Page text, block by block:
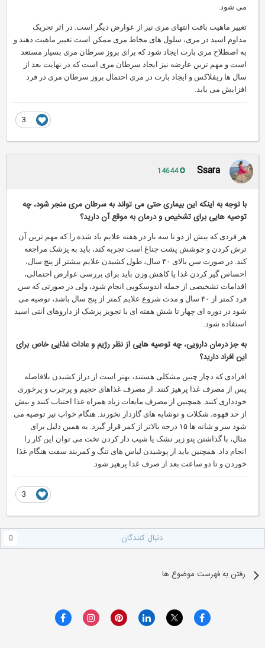
می شود.
تغییر ماهیت بافت انتهای مری نیز از عوارض دیگر است. در اثر تحریک
مداوم اسید در مری، سلول های مخاط مری ممکن است تغییر ماهیت دهند و
به اصطلاح مری بارت ایجاد شود که برای بروز سرطان مری بسیار مستعد
است و مهم ترین عارضه نیز ایجاد سرطان مری است که در نهایت بعد از
سال ها ریفلاکس و ایجاد بارت در مری احتمال بروز سرطان مری در فرد
افزایش می یابد.
Ssara
با توجه به اینکه این بیماری حتی می تواند به سرطان مری منجر شود، چه
توصیه هایی برای تشخیص و درمان به موقع آن دارید؟
هر فردی که بیش از دو تا سه بار در هفته علایم یاد شده را که مهم ترین آن
ترش کردن و جوشش پشت جناغ است تجربه کند، باید به پزشک مراجعه
کند. در صورت سن بالای ۴۰ سال، طول کشیدن علایم بیشتر از پنج سال،
احساس گیر کردن غذا یا کاهش وزن باید برای بررسی عوارض احتمالی،
اقدامات تشخیصی از جمله اندوسکوپی انجام شود، ولی در صورتی که سن
فرد کمتر از ۴۰ سال و مدت شروع علایم کمتر از پنج سال باشد، توصیه می
شود در دوره ای چهار تا شش هفته ای با تجویز پزشک از داروهای آنتی اسید
استفاده شود.
به جز درمان دارویی، چه توصیه هایی از نظر رژیم و عادات غذایی خاص برای
این افراد دارید؟
افرادی که دچار چنین مشکلی هستند، بهتر است از دراز کشیدن بلافاصله
پس از مصرف غذا پرهیز کنند. از مصرف غذاهای حجیم و پرچرب و پرخوری
خودداری کنند. همچنین از مصرف مایعات زیاد همراه غذا اجتناب کنند و بیش
از حد قهوه، شکلات و نوشابه های گازدار نخورند. هنگام خواب نیز توصیه می
شود سر و شانه ها ۱۵ درجه بالاتر از کمر قرار گیرد. به همین دلیل برای
مثال، با گذاشتن پتو زیر تشک یا شیب دار کردن تخت می توان این کار را
انجام داد. همچنین باید از پوشیدن لباس های تنگ و کمربند سفت هنگام غذا
خوردن و تا دو ساعت بعد از صرف غذا پرهیز شود.
دنبال کنندگان
رفتن به فهرست موضوع ها